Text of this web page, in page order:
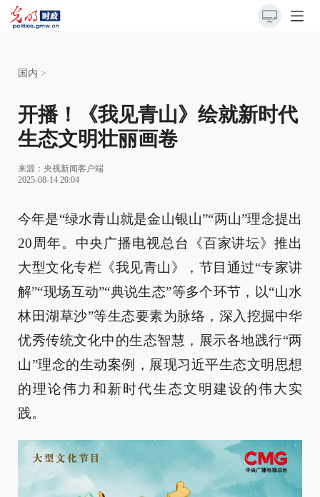
国内 >
开播！《我见青山》绘就新时代
生态文明壮丽画卷
来源：央视新闻客户端
2025-08-14 20:04
今年是“绿水青山就是金山银山”“两山”理念提出
20周年。中央广播电视总台《百家讲坛》推出
大型文化专栏《我见青山》，节目通过“专家讲
解”“现场互动”“典说生态”等多个环节，以“山水
林田湖草沙”等生态要素为脉络，深入挖掘中华
优秀传统文化中的生态智慧，展示各地践行“两
山”理念的生动案例，展现习近平生态文明思想
的理论伟力和新时代生态文明建设的伟大实
践。